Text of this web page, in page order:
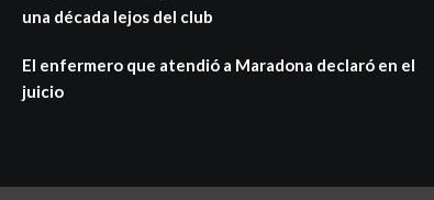
una década lejos del club
El enfermero que atendió a Maradona declaró en el
juicio